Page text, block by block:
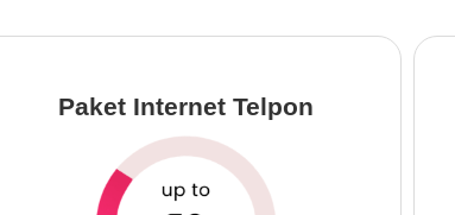
Paket Internet Telpon